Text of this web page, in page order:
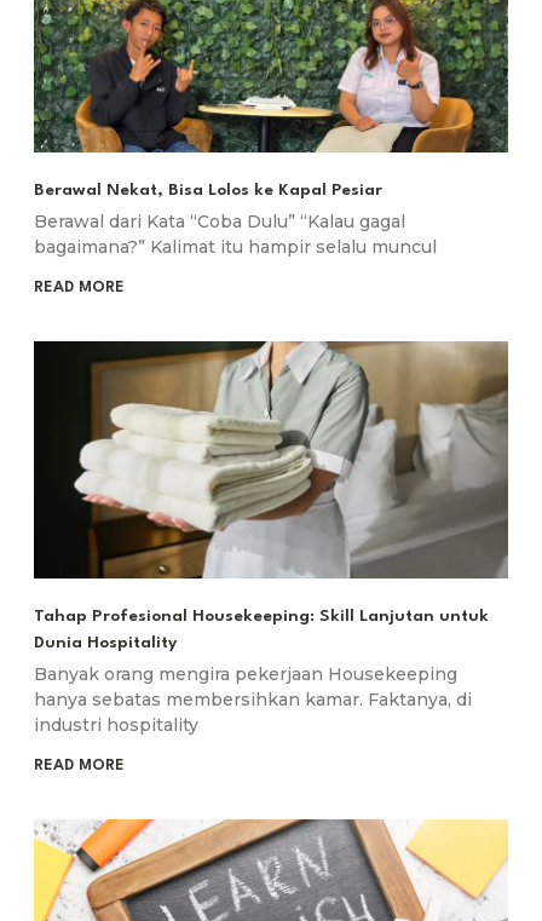
Berawal Nekat, Bisa Lolos ke Kapal Pesiar
Berawal dari Kata “Coba Dulu” “Kalau gagal
bagaimana?” Kalimat itu hampir selalu muncul
READ MORE
Tahap Profesional Housekeeping: Skill Lanjutan untuk
Dunia Hospitality
Banyak orang mengira pekerjaan Housekeeping
hanya sebatas membersihkan kamar. Faktanya, di
industri hospitality
READ MORE